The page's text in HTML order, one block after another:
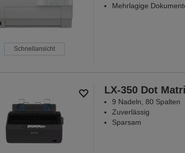
Schnellansicht
Mehrlagige
LX-350 Dot
9 Nadeln, 80 Spalten
Zuverlässig
Sparsam